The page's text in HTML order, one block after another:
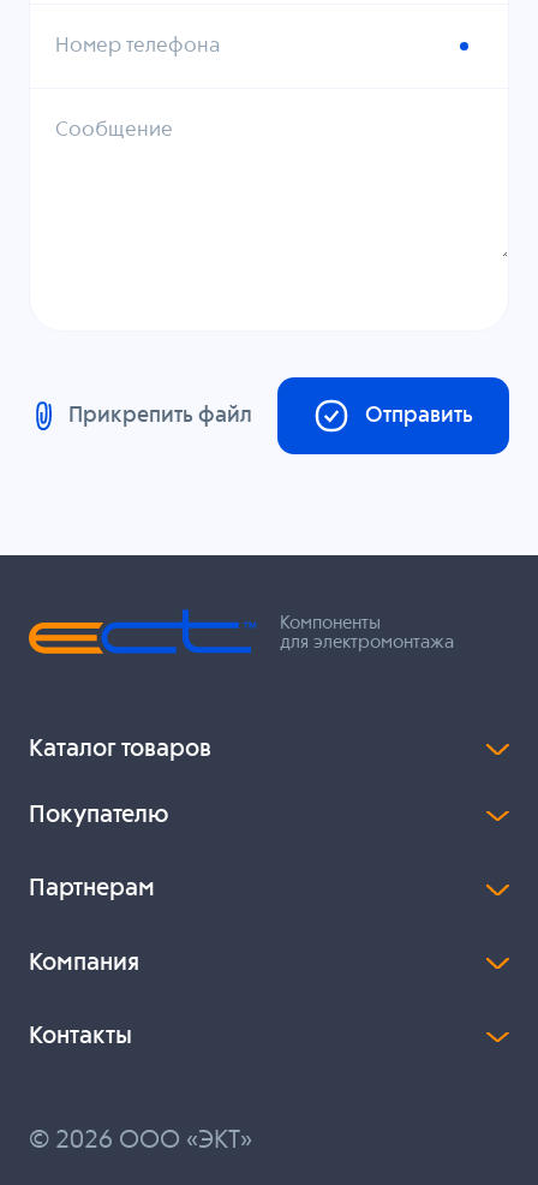
Номер телефона
Сообщение
Прикрепить файл Отправить
Компоненты
для электромонтажа
Каталог товаров
Покупателю
Партнерам
Компания
Контакты
© 2026 ООО «ЭКТ»